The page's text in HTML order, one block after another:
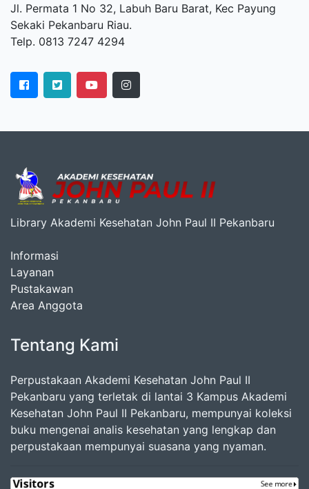
Jl. Permata 1 No 32, Labuh Baru Barat, Kec Payung
Sekaki Pekanbaru Riau.
Telp. 0813 7247 4294
Library Akademi Kesehatan John Paul II Pekanbaru
Informasi
Layanan
Pustakawan
Area Anggota
Tentang Kami
Perpustakaan Akademi Kesehatan John Paul II
Pekanbaru yang terletak di lantai 3 Kampus Akademi
Kesehatan John Paul II Pekanbaru, mempunyai koleksi
buku mengenai analis kesehatan yang lengkap dan
perpustakaan mempunyai suasana yang nyaman.